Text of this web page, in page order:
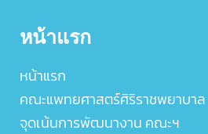
หน้าแรก
หน้าแรก
คณะแพทยศาสตร์ศิริราชพยาบาล
จุดเน้นการพัฒนางาน คณะฯ